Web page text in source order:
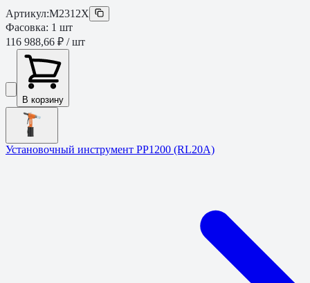
Артикул:M2312X
Фасовка: 1 шт
116 988,66 ₽ / шт
В корзину
Установочный инструмент PP1200 (RL20A)